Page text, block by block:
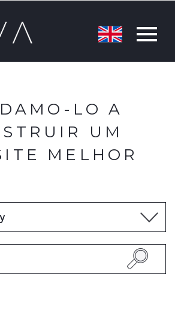
LO A
UM
MELHOR